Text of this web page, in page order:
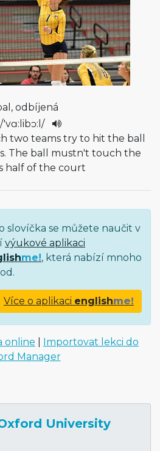
odbíjená
/'vɑ:libɔ:l /
two teams try to hit the ball
The ball mustn't touch the
half of the court
slovíčka se můžete naučit v
výukové aplikaci
me!, která nabízí mnoho
Více o aplikaci englishme!
online
Importovat lekci do
Manager
University